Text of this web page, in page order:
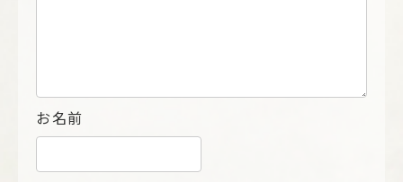
お名前